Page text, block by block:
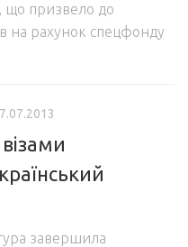
що призвело до
на рахунок спецфонду
візами
завершила